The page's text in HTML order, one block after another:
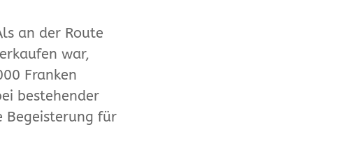
an der Route
war,
Franken
bestehender
Begeisterung für